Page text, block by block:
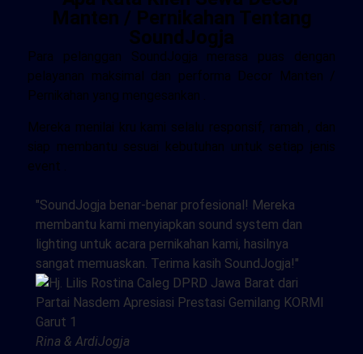
Manten / Pernikahan Tentang
SoundJogja
Para pelanggan SoundJogja merasa puas dengan
pelayanan maksimal dan performa Decor Manten /
Pernikahan yang mengesankan .
Mereka menilai kru kami selalu responsif, ramah , dan
siap membantu sesuai kebutuhan untuk setiap jenis
event .
"SoundJogja benar-benar profesional! Mereka
membantu kami menyiapkan sound system dan
lighting untuk acara pernikahan kami, hasilnya
sangat memuaskan. Terima kasih SoundJogja!"
Rina & ArdiJogja